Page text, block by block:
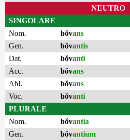
NEUTRO
SINGOLARE
Nom.
bŏvans
Gen.
bŏvantis
Dat.
bŏvanti
Acc.
bŏvans
Abl.
bŏvans
Voc.
bŏvanti
PLURALE
Nom.
bŏvantia
Gen.
bŏvantium